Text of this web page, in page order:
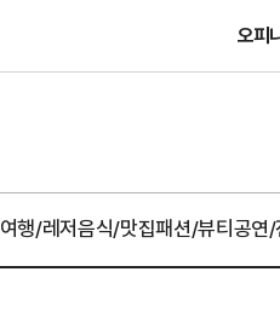
오피
여행/레저음식/맛집패션/뷰티공연